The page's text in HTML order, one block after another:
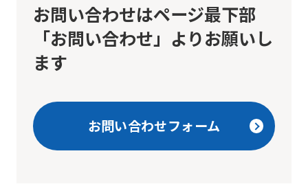
お問い合わせはページ最下部
「お問い合わせ」よりお願いし
ます
お問い合わせフォーム
mechanically,
so
not
be